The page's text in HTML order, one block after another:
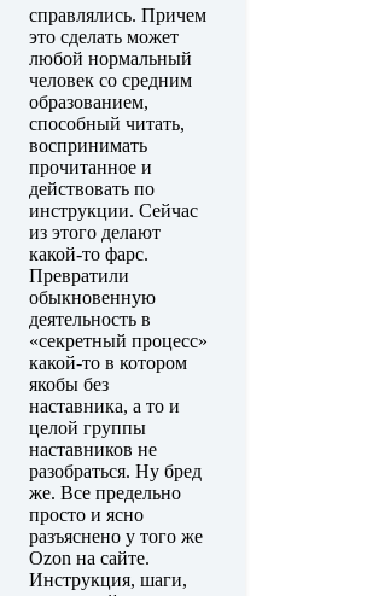
справлялись. Причем
это сделать может
любой нормальный
человек со средним
образованием,
способный читать,
воспринимать
прочитанное и
действовать по
инструкции. Сейчас
из этого делают
какой-то фарс.
Превратили
обыкновенную
деятельность в
«секретный процесс»
какой-то в котором
якобы без
наставника, а то и
целой группы
наставников не
разобраться. Ну бред
же. Все предельно
просто и ясно
разъяснено у того же
Ozon на сайте.
Инструкция, шаги,